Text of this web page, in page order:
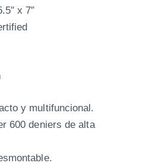
x 7″
y multifuncional.
600 deniers de alta